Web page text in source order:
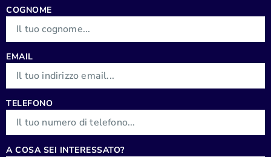
COGNOME
EMAIL
TELEFONO
A COSA SEI INTERESSATO?